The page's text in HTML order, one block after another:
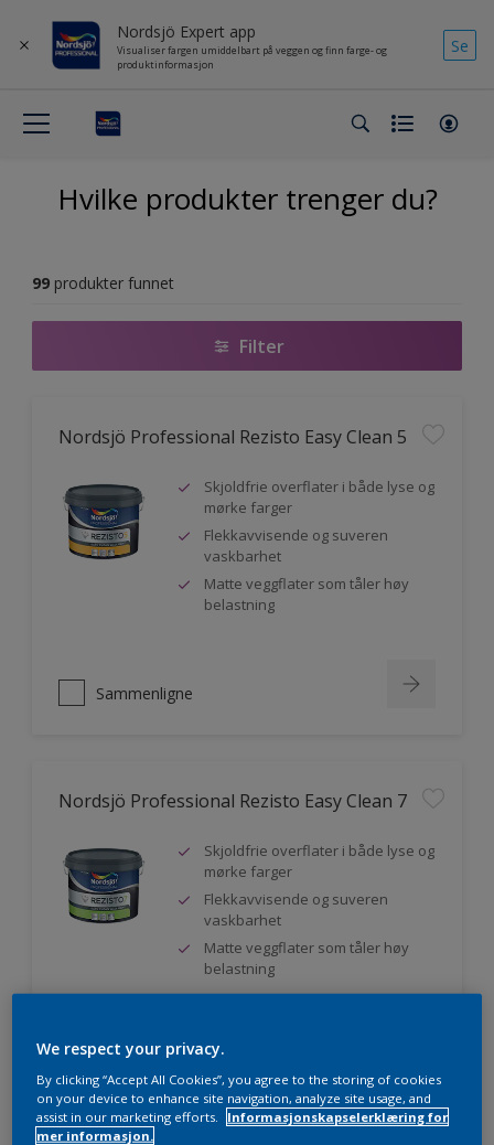
Nordsjö Expert app
Visualiser fargen umiddelbart på veggen og finn farge- og
produktinformasjon
Se
Hvilke produkter trenger du?
99 produkter funnet
Filter
Nordsjö Professional Rezisto Easy Clean 5
Skjoldfrie overflater i både lyse og
mørke farger
Flekkavvisende og suveren
vaskbarhet
Matte veggflater som tåler høy
belastning
Sammenligne
Nordsjö Professional Rezisto Easy Clean 7
Skjoldfrie overflater i både lyse og
mørke farger
Flekkavvisende og suveren
vaskbarhet
Matte veggflater som tåler høy
belastning
Sammenligne
We respect your privacy.
By clicking “Accept All Cookies”, you agree to the storing of cookies
on your device to enhance site navigation, analyze site usage, and
assist in our marketing efforts.
Informasjonskapselerklæring for
mer informasjon.